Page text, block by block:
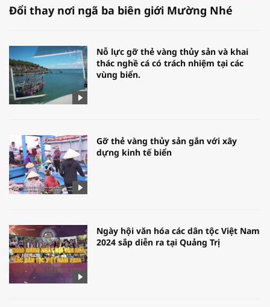
Đổi thay nơi ngã ba biên giới Mường Nhé
Nỗ lực gỡ thẻ vàng thủy sản và khai
thác nghề cá có trách nhiệm tại các
vùng biển.
Gỡ thẻ vàng thủy sản gắn với xây
dựng kinh tế biển
Ngày hội văn hóa các dân tộc Việt Nam
2024 sắp diễn ra tại Quảng Trị